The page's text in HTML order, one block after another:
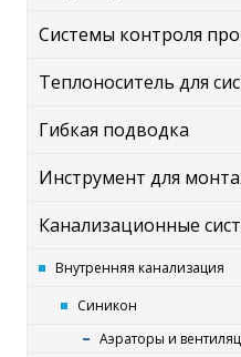
Системы контроля
Теплоноситель для
Гибкая подводка
Инструмент для
Канализационные
Внутренняя канализация
Синикон
Аэраторы и